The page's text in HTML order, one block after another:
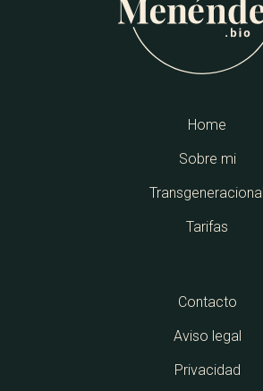
Home
Sobre mi
Transgeneracional
Tarifas
Contacto
Aviso legal
Privacidad